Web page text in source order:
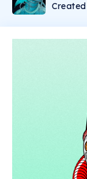
Doctor
of the